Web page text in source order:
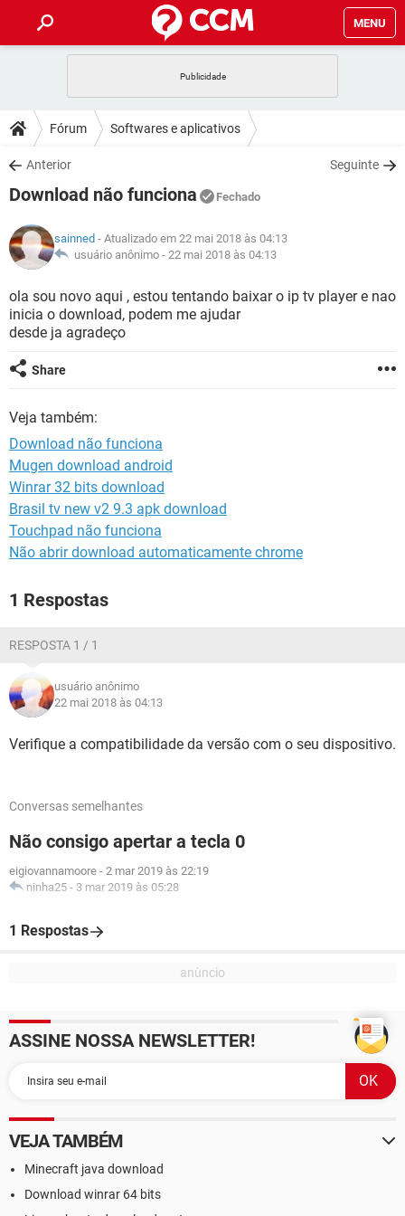
MENU
CELULAR FACEBOOK
OUTLOOK
INSTAGRAM GMAIL
GUIA DE COMPRAS
DICAS
JOGOS WHATSAPP
INSTAGRAM GMAIL
GUIA DE COMPRAS
DOWNLOADS
JOGOS WHATSAPP
CELULAR
OUTLOOK EXCEL
INSTAGRAM GMAIL
GUIA DE COMPRAS
JOGOS WHATSAPP
CELULAR
OUTLOOK EXCEL
INSTAGRAM
GUIA DE COMPRAS
GLOSSÁRIO
JOGOS WHATSAPP
CELULAR FACEBOOK
INSTAGRAM
GUIA DE COMPRAS
Fórum Softwares e aplicativos
Anterior Seguinte
Download não funciona Fechado
sainned - Atualizado em 22 mai 2018 às 04:13
usuário anônimo - 22 mai 2018 às 04:13
ola sou novo aqui , estou tentando baixar o ip tv player e nao
inicia o download, podem me ajudar
desde ja agradeço
Share
Veja também:
Download não funciona
Mugen download android
Winrar 32 bits download
Brasil tv new v2 9.3 apk download
Touchpad não funciona
Não abrir download automaticamente chrome
1 Respostas
RESPOSTA 1 / 1
usuário anônimo
22 mai 2018 às 04:13
Verifique a compatibilidade da versão com o seu dispositivo.
Conversas semelhantes
Não consigo apertar a tecla 0
eigiovannamoore - 2 mar 2019 às 22:19
ninha25 - 3 mar 2019 às 05:28
1 Respostas
ASSINE NOSSA NEWSLETTER!
VEJA TAMBÉM
Minecraft java download
Download winrar 64 bits